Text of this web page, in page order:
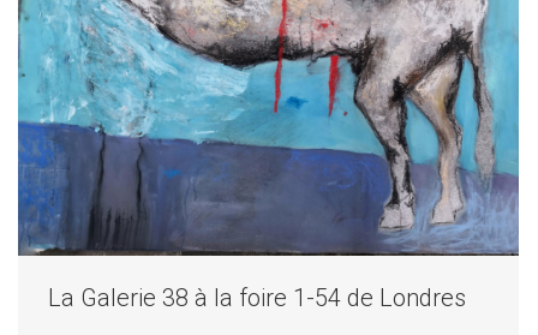
La Galerie 38 à la foire 1-54 de Londres